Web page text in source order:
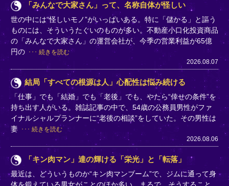
「みんなで大家さん」って、名称自体が怪しい
世の中には“怪しいモノ”がいっぱいある。特に「儲かる」と謳う
ものには、そういうたぐいのものが多い。不動産小口化投資商品
の「みんなで大家さん」の運営会社が、今季の営業利益が65億
円の
続きを読む
2026.08.07
結局「すべての根源は人」心配性は悩み続ける
「仕事」でも「結婚」でも「老後」でも、やたら“倖せの条件”を
持ち出す人がいる。雑誌記事の中で、54歳の公務員男性がファ
イナルシャルプランナーに“老後の相談”をしていた。その男性は
妻
続きを読む
2026.08.06
「キン肉マン」達の輝ける「栄光」と「転落」
最近は、どういうものか“キン肉マンブーム”で、ジムに通って身